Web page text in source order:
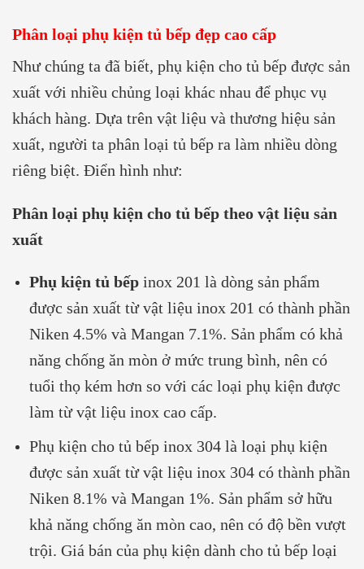
Phân loại phụ kiện tủ bếp đẹp cao cấp
Như chúng ta đã biết, phụ kiện cho tủ bếp được sản
xuất với nhiều chủng loại khác nhau để phục vụ
khách hàng. Dựa trên vật liệu và thương hiệu sản
xuất, người ta phân loại tủ bếp ra làm nhiều dòng
riêng biệt. Điển hình như:
Phân loại phụ kiện cho tủ bếp theo vật liệu sản
xuất
Phụ kiện tủ bếp inox 201 là dòng sản phẩm
được sản xuất từ vật liệu inox 201 có thành phần
Niken 4.5% và Mangan 7.1%. Sản phẩm có khả
năng chống ăn mòn ở mức trung bình, nên có
tuổi thọ kém hơn so với các loại phụ kiện được
làm từ vật liệu inox cao cấp.
Phụ kiện cho tủ bếp inox 304 là loại phụ kiện
được sản xuất từ vật liệu inox 304 có thành phần
Niken 8.1% và Mangan 1%. Sản phẩm sở hữu
khả năng chống ăn mòn cao, nên có độ bền vượt
trội. Giá bán của phụ kiện dành cho tủ bếp loại